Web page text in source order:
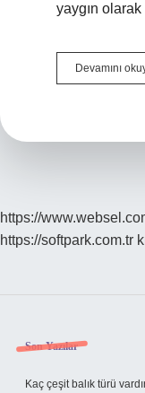
yaygın olarak
Devamını
https://
https://softpark.com.tr
Sidebar
Son Yazılar
Kaç çeşit balık türü